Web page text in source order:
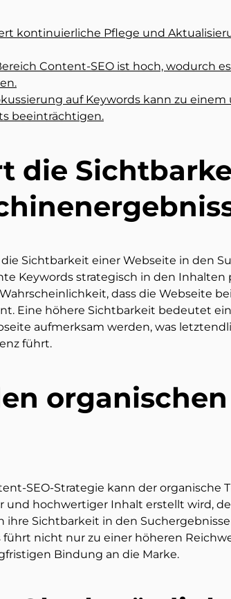
kontinuierliche Pflege und
Content-SEO ist hoch, wodurch
auf Keywords kann zu
beeinträchtigen.
die
Sichtbarkeit einer Webseite in den
Keywords strategisch in den
dass die Webseite
Eine höhere Sichtbarkeit bedeutet
aufmerksam werden, was
führt.
SEO-Strategie kann der organische
und hochwertiger Inhalt erstellt wird,
ihre Sichtbarkeit in den
führt nicht nur zu einer höheren
Bindung an die Marke.